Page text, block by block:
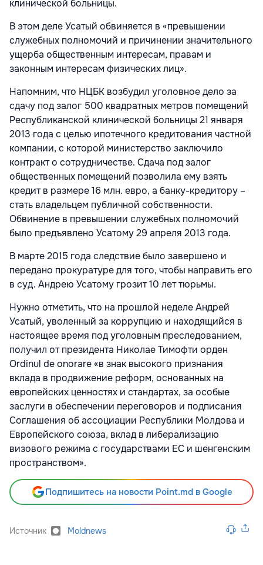
клинической больницы.
В этом деле Усатый обвиняется в «превышении
служебных полномочий и причинении значительного
ущерба общественным интересам, правам и
законным интересам физических лиц».
Напомним, что НЦБК возбудил уголовное дело за
сдачу под залог 500 квадратных метров помещений
Республиканской клинической больницы 21 января
2013 года с целью ипотечного кредитования частной
компании, с которой министерство заключило
контракт о сотрудничестве. Сдача под залог
общественных помещений позволила ему взять
кредит в размере 16 млн. евро, а банку-кредитору –
стать владельцем публичной собственности.
Обвинение в превышении служебных полномочий
было предъявлено Усатому 29 апреля 2013 года.
В марте 2015 года следствие было завершено и
передано прокуратуре для того, чтобы направить его
в суд. Андрею Усатому грозит 10 лет тюрьмы.
Нужно отметить, что на прошлой неделе Андрей
Усатый, уволенный за коррупцию и находящийся в
настоящее время под уголовным преследованием,
получил от президента Николае Тимофти орден
Ordinul de onorare «в знак высокого признания
вклада в продвижение реформ, основанных на
европейских ценностях и стандартах, за особые
заслуги в обеспечении переговоров и подписания
Соглашения об ассоциации Республики Молдова и
Европейского союза, вклад в либерализацию
визового режима с государствами ЕС и шенгенским
пространством».
Подпишитесь на новости Point.md в Google
Источник Moldnews